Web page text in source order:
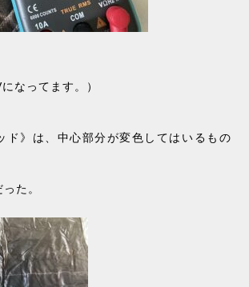
なってます。）
ド》は、中心部分が変色してはいるもの
た。